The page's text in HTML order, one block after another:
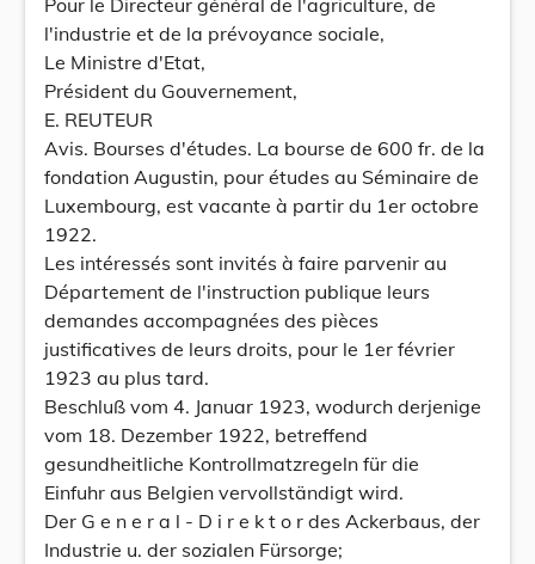
Pour le Directeur général de l'agriculture, de
l'industrie et de la prévoyance sociale,
Le Ministre d'Etat,
Président du Gouvernement,
E. REUTEUR
Avis. Bourses d'études. La bourse de 600 fr. de la
fondation Augustin, pour études au Séminaire de
Luxembourg, est vacante à partir du 1er octobre
1922.
Les intéressés sont invités à faire parvenir au
Département de l'instruction publique leurs
demandes accompagnées des pièces
justificatives de leurs droits, pour le 1er février
1923 au plus tard.
Beschluß vom 4. Januar 1923, wodurch derjenige
vom 18. Dezember 1922, betreffend
gesundheitliche Kontrollmatzregeln für die
Einfuhr aus Belgien vervollständigt wird.
Der G e n e r a l - D i r e k t o r des Ackerbaus, der
Industrie u. der sozialen Fürsorge;